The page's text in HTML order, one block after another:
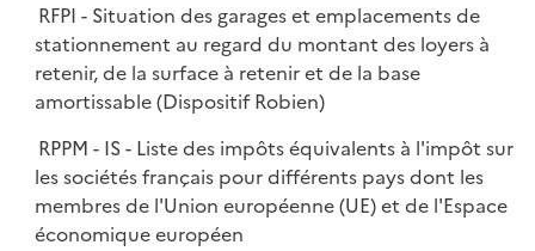
RFPI - Situation des garages et emplacements de
stationnement au regard du montant des loyers à
retenir, de la surface à retenir et de la base
amortissable (Dispositif Robien)
RPPM - IS - Liste des impôts équivalents à l'impôt sur
les sociétés français pour différents pays dont les
membres de l'Union européenne (UE) et de l'Espace
économique européen